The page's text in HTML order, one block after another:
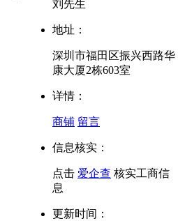
刘先生
地址：
深圳市福田区振兴西路华
康大厦2栋603室
详情：
商铺 留言
信息核实：
点击 爱企查 核实工商信
息
更新时间：